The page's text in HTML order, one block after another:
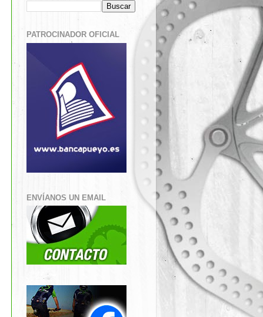
PATROCINADOR OFICIAL
ENVÍANOS UN EMAIL